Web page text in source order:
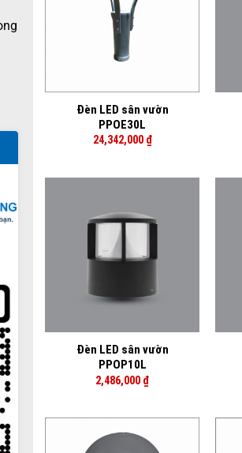
Đèn LED sân vườn
PPOE30L
24,342,000 ₫
Đèn LED sân vườn
PPOP10L
2,486,000 ₫